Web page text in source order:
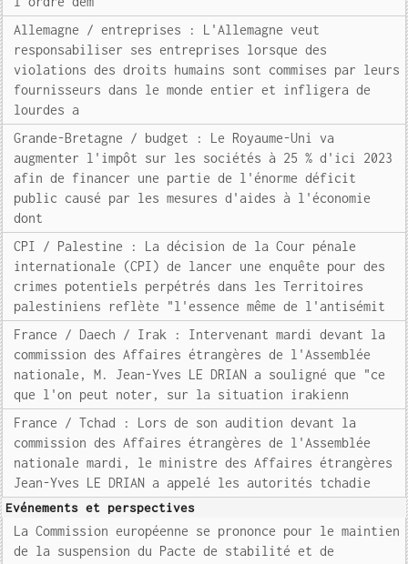
Allemagne / entreprises : L'Allemagne veut
responsabiliser ses entreprises lorsque des
violations des droits humains sont commises par leurs
fournisseurs dans le monde entier et infligera de
lourdes a
Grande-Bretagne / budget : Le Royaume-Uni va
augmenter l'impôt sur les sociétés à 25 % d'ici 2023
afin de financer une partie de l'énorme déficit
public causé par les mesures d'aides à l'économie
dont
CPI / Palestine : La décision de la Cour pénale
internationale (CPI) de lancer une enquête pour des
crimes potentiels perpétrés dans les Territoires
palestiniens reflète "l'essence même de l'antisémit
France / Daech / Irak : Intervenant mardi devant la
commission des Affaires étrangères de l'Assemblée
nationale, M. Jean-Yves LE DRIAN a souligné que "ce
que l'on peut noter, sur la situation irakienn
France / Tchad : Lors de son audition devant la
commission des Affaires étrangères de l'Assemblée
nationale mardi, le ministre des Affaires étrangères
Jean-Yves LE DRIAN a appelé les autorités tchadie
Evénements et perspectives
La Commission européenne se prononce pour le maintien
de la suspension du Pacte de stabilité et de